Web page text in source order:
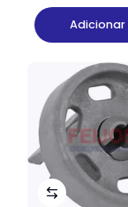
Adicionar